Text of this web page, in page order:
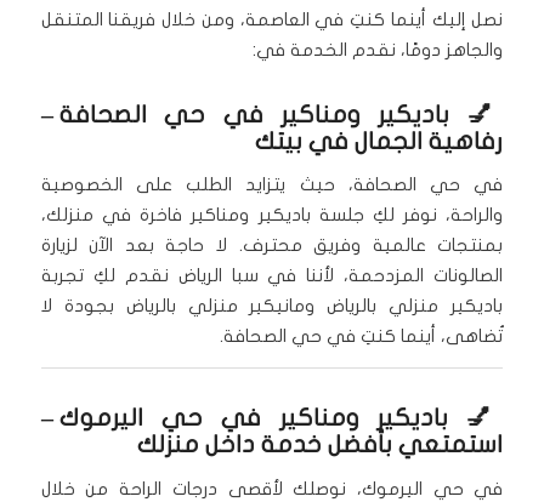
نصل إليك أينما كنتِ في العاصمة، ومن خلال فريقنا المتنقل
والجاهز دومًا، نقدم الخدمة في:
💅 باديكير ومناكير في حي الصحافة–
رفاهية الجمال في بيتك
في حي الصحافة، حيث يتزايد الطلب على الخصوصية
والراحة، نوفر لكِ جلسة باديكير ومناكير فاخرة في منزلك،
بمنتجات عالمية وفريق محترف. لا حاجة بعد الآن لزيارة
الصالونات المزدحمة، لأننا في سبا الرياض نقدم لكِ تجربة
باديكير منزلي بالرياض ومانيكير منزلي بالرياض بجودة لا
تُضاهى، أينما كنتِ في حي الصحافة.
💅 باديكير ومناكير في حي اليرموك–
استمتعي بأفضل خدمة داخل منزلك
في حي اليرموك، نوصلك لأقصى درجات الراحة من خلال